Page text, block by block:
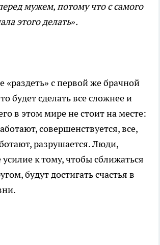
мужем, потому что с самого
этого делать».
«раздеть» с первой же брачной
будет сделать все сложнее и
в этом мире не стоит на месте:
совершенствуется, все,
разрушается. Люди,
к тому, чтобы сближаться
будут достигать счастья в